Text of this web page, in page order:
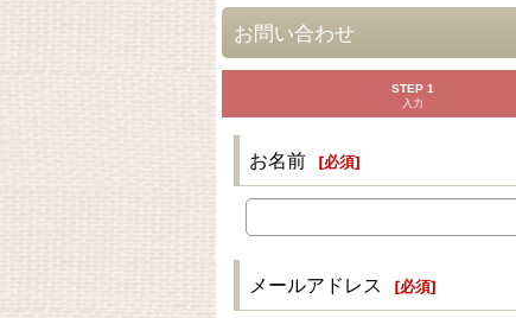
お問い合わせ
STEP 1
入力
お名前 [必須]
メールアドレス [必須]